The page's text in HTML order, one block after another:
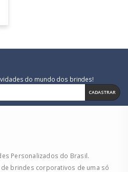
do mundo dos brindes!
CADASTRAR
Personalizados do Brasil.
brindes corporativos de uma só